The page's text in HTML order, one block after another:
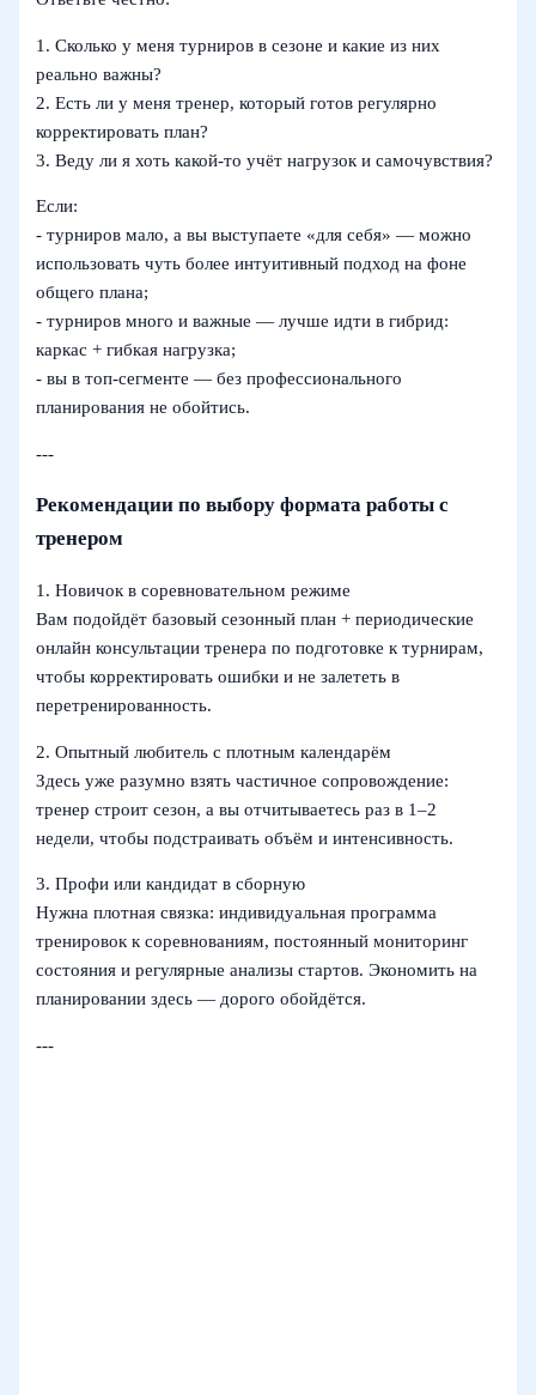
1. Сколько у меня турниров в сезоне и какие из них
реально важны?
2. Есть ли у меня тренер, который готов регулярно
корректировать план?
3. Веду ли я хоть какой-то учёт нагрузок и самочувствия?
Если:
- турниров мало, а вы выступаете «для себя» — можно
использовать чуть более интуитивный подход на фоне
общего плана;
- турниров много и важные — лучше идти в гибрид:
каркас + гибкая нагрузка;
- вы в топ-сегменте — без профессионального
планирования не обойтись.
---
Рекомендации по выбору формата работы с
тренером
1. Новичок в соревновательном режиме
Вам подойдёт базовый сезонный план + периодические
онлайн консультации тренера по подготовке к турнирам,
чтобы корректировать ошибки и не залететь в
перетренированность.
2. Опытный любитель с плотным календарём
Здесь уже разумно взять частичное сопровождение:
тренер строит сезон, а вы отчитываетесь раз в 1–2
недели, чтобы подстраивать объём и интенсивность.
3. Профи или кандидат в сборную
Нужна плотная связка: индивидуальная программа
тренировок к соревнованиям, постоянный мониторинг
состояния и регулярные анализы стартов. Экономить на
планировании здесь — дорого обойдётся.
---